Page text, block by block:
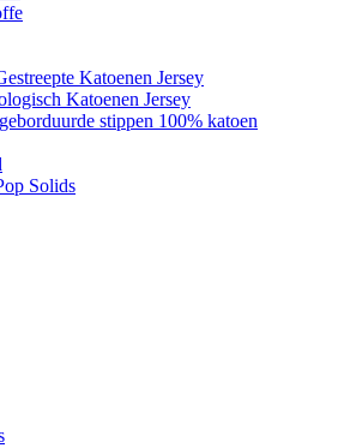
Katoenen Jersey
Katoenen Jersey
stippen 100% katoen
Solids